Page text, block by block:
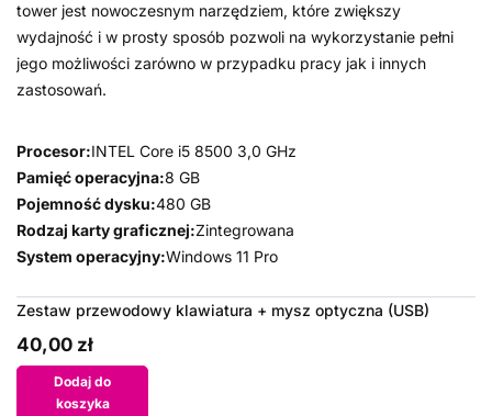
tower jest nowoczesnym narzędziem, które zwiększy
wydajność i w prosty sposób pozwoli na wykorzystanie pełni
jego możliwości zarówno w przypadku pracy jak i innych
zastosowań.
Procesor:INTEL Core i5 8500 3,0 GHz
Pamięć operacyjna:8 GB
Pojemność dysku:480 GB
Rodzaj karty graficznej:Zintegrowana
System operacyjny:Windows 11 Pro
Zestaw przewodowy klawiatura + mysz optyczna (USB)
40,00 zł
Dodaj do
koszyka